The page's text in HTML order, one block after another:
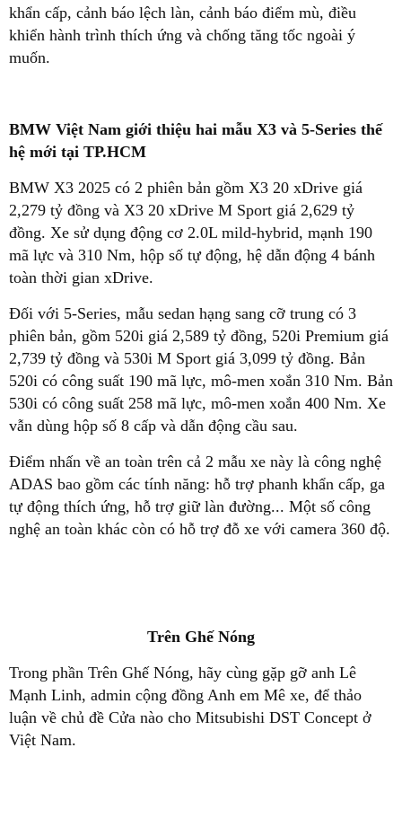
khẩn cấp, cảnh báo lệch làn, cảnh báo điểm mù, điều
khiển hành trình thích ứng và chống tăng tốc ngoài ý
muốn.
BMW Việt Nam giới thiệu hai mẫu X3 và 5-Series thế
hệ mới tại TP.HCM
BMW X3 2025 có 2 phiên bản gồm X3 20 xDrive giá
2,279 tỷ đồng và X3 20 xDrive M Sport giá 2,629 tỷ
đồng. Xe sử dụng động cơ 2.0L mild-hybrid, mạnh 190
mã lực và 310 Nm, hộp số tự động, hệ dẫn động 4 bánh
toàn thời gian xDrive.
Đối với 5-Series, mẫu sedan hạng sang cỡ trung có 3
phiên bản, gồm 520i giá 2,589 tỷ đồng, 520i Premium giá
2,739 tỷ đồng và 530i M Sport giá 3,099 tỷ đồng. Bản
520i có công suất 190 mã lực, mô-men xoắn 310 Nm. Bản
530i có công suất 258 mã lực, mô-men xoắn 400 Nm. Xe
vẫn dùng hộp số 8 cấp và dẫn động cầu sau.
Điểm nhấn về an toàn trên cả 2 mẫu xe này là công nghệ
ADAS bao gồm các tính năng: hỗ trợ phanh khẩn cấp, ga
tự động thích ứng, hỗ trợ giữ làn đường... Một số công
nghệ an toàn khác còn có hỗ trợ đỗ xe với camera 360 độ.
Trên Ghế Nóng
Trong phần Trên Ghế Nóng, hãy cùng gặp gỡ anh Lê
Mạnh Linh, admin cộng đồng Anh em Mê xe, để thảo
luận về chủ đề Cửa nào cho Mitsubishi DST Concept ở
Việt Nam.